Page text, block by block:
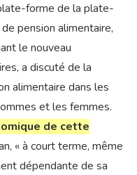
forme de la plate-
pension alimentaire,
le nouveau
a discuté de la
alimentaire dans les
et les femmes.
de cette
« à court terme, même
dépendante de sa